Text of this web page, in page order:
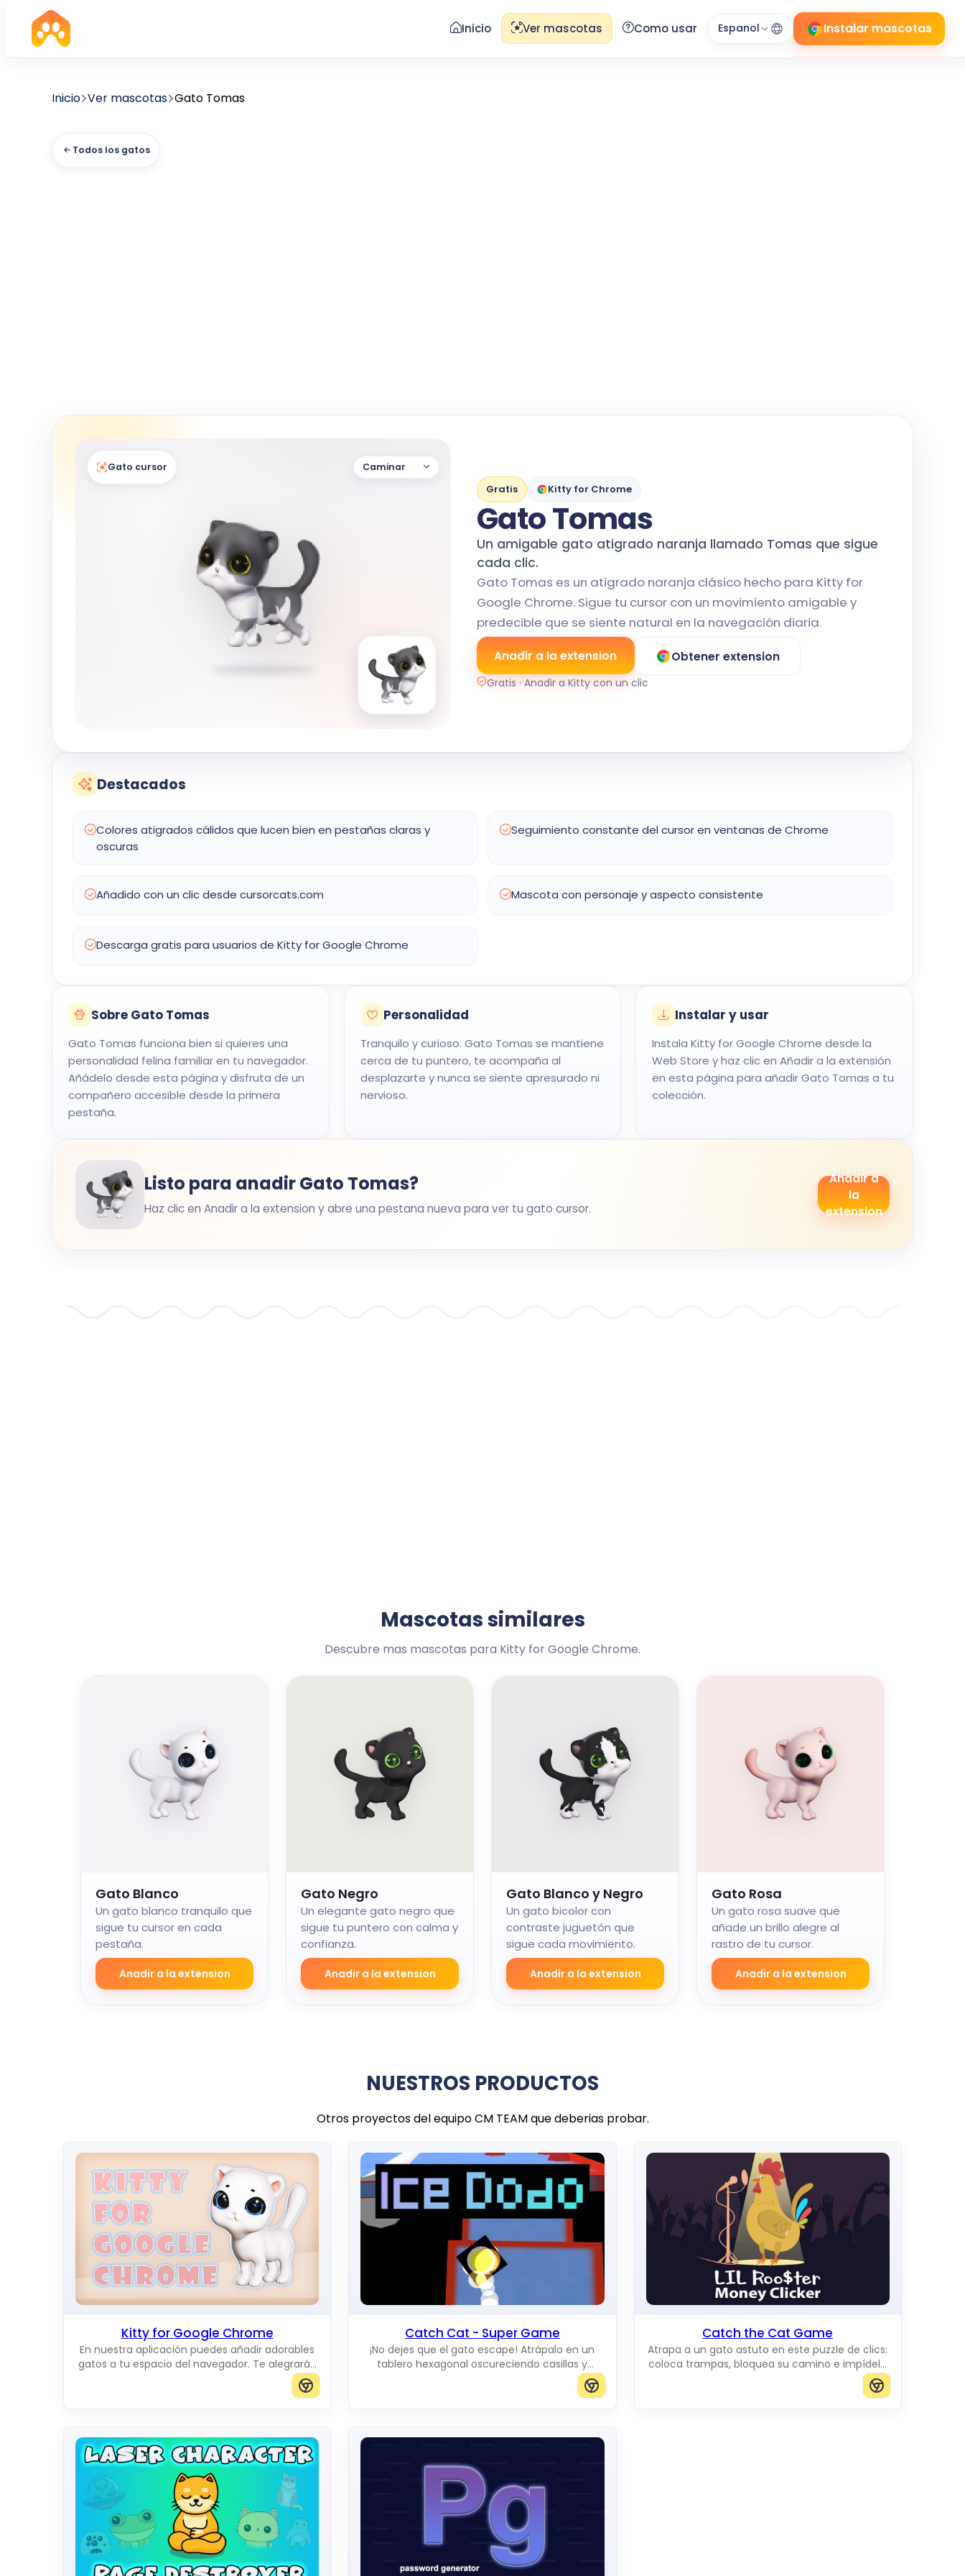
Inicio Ver mascotas Como usar Espanol Instalar mascotas
Inicio Ver mascotas Gato Tomas
Todos los gatos
Gato cursor Caminar
Gratis Kitty for Chrome
Gato Tomas
Un amigable gato atigrado naranja llamado Tomas que sigue
cada clic.
Gato Tomas es un atigrado naranja clásico hecho para Kitty for
Google Chrome. Sigue tu cursor con un movimiento amigable y
predecible que se siente natural en la navegación diaria.
Anadir a la extension Obtener extension
Gratis · Anadir a Kitty con un clic
Destacados
Colores atigrados cálidos que lucen bien en pestañas claras y
oscuras
Seguimiento constante del cursor en ventanas de Chrome
Añadido con un clic desde cursorcats.com Mascota con personaje y aspecto consistente
Descarga gratis para usuarios de Kitty for Google Chrome
Sobre Gato Tomas
Gato Tomas funciona bien si quieres una
personalidad felina familiar en tu navegador.
Añádelo desde esta página y disfruta de un
compañero accesible desde la primera
pestaña.
Personalidad
Tranquilo y curioso. Gato Tomas se mantiene
cerca de tu puntero, te acompaña al
desplazarte y nunca se siente apresurado ni
nervioso.
Instalar y usar
Instala Kitty for Google Chrome desde la
Web Store y haz clic en Añadir a la extensión
en esta página para añadir Gato Tomas a tu
colección.
Listo para anadir Gato Tomas?
Haz clic en Anadir a la extension y abre una pestana nueva para ver tu gato cursor.
Anadir a
la
extension
Mascotas similares
Descubre mas mascotas para Kitty for Google Chrome.
Gato Blanco
Un gato blanco tranquilo que
sigue tu cursor en cada
pestaña.
Anadir a la extension
Gato Negro
Un elegante gato negro que
sigue tu puntero con calma y
confianza.
Anadir a la extension
Gato Blanco y Negro
Un gato bicolor con
contraste juguetón que
sigue cada movimiento.
Anadir a la extension
Gato Rosa
Un gato rosa suave que
añade un brillo alegre al
rastro de tu cursor.
Anadir a la extension
NUESTROS PRODUCTOS
Otros proyectos del equipo CM TEAM que deberias probar.
Kitty for Google Chrome
En nuestra aplicación puedes añadir adorables
gatos a tu espacio del navegador. Te alegrarán
mientras se mueven por la pantalla. Puedes
Catch Cat - Super Game
¡No dejes que el gato escape! Atrápalo en un
tablero hexagonal oscureciendo casillas y
bloqueando todos los caminos hacia el borde.
Catch the Cat Game
Atrapa a un gato astuto en este puzzle de clics:
coloca trampas, bloquea su camino e impídele